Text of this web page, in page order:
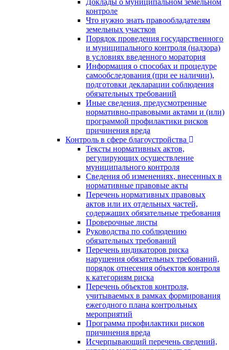
контроле
Что нужно знать правообладателям
земельных участков
Порядок проведения государственного
и муниципального контроля (надзора)
в условиях введенного моратория
Информация о способах и процедуре
самообследования (при ее наличии),
подготовки декларации соблюдения
обязательных требований
Иные сведения, предусмотренные
нормативно-правовыми актами и (или)
программой профилактики рисков
причинения вреда
Контроль в сфере благоустройства
Тексты нормативных актов,
регулирующих осуществление
муниципального контроля
Сведения об изменениях, внесенных в
нормативные правовые акты
Перечень нормативных правовых
актов или их отдельных частей,
содержащих обязательные требования
Проверочные листы
Руководства по соблюдению
обязательных требований
Перечень индикаторов риска
нарушения обязательных требований,
порядок отнесения объектов контроля
к категориям риска
Перечень объектов контроля,
учитываемых в рамках формирования
ежегодного плана контрольных
мероприятий
Программа профилактики рисков
причинения вреда
Исчерпывающий перечень сведений,